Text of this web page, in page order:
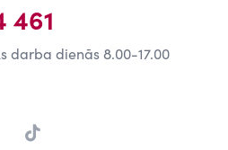
461
darba dienās 8.00-17.00